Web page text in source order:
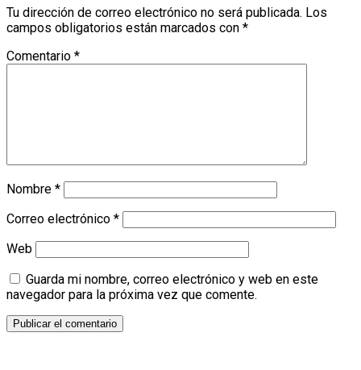
Tu dirección de correo electrónico no será publicada. Los
campos obligatorios están marcados con *
Comentario *
Nombre *
Correo electrónico *
Web
Guarda mi nombre, correo electrónico y web en este
navegador para la próxima vez que comente.